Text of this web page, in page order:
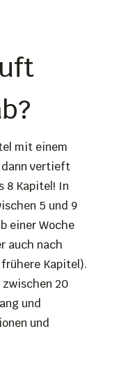
mit einem
vertieft
8 Kapitel! In
5 und 9
einer Woche
auch nach
Kapitel).
20
und
und